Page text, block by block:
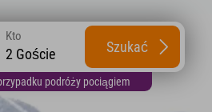
podróży pociągiem
Kto
2 Goście Szukać